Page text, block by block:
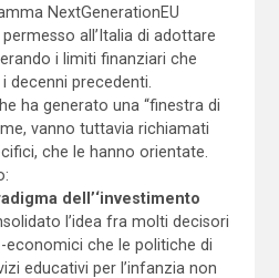
NextGenerationEU
all’Italia di adottare
i limiti finanziari che
decenni precedenti.
ha generato una “finestra di
vanno tuttavia richiamati
che le hanno orientate.
dell’‘investimento
l’idea fra molti decisori
che le politiche di
educativi per l’infanzia non